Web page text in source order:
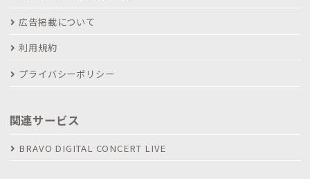
広告掲載について
利用規約
プライバシーポリシー
関連サービス
BRAVO DIGITAL CONCERT LIVE